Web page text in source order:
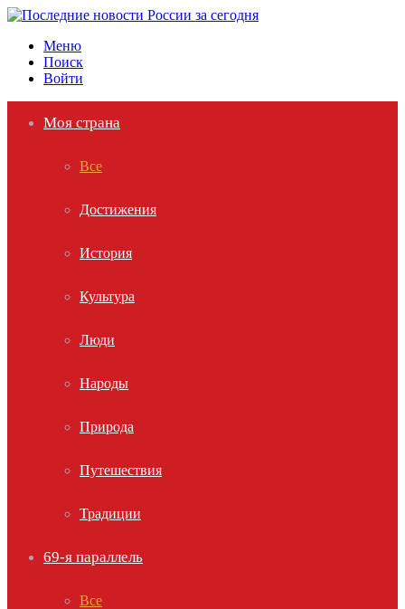
Меню
Поиск
Войти
Моя страна
Все
Достижения
История
Культура
Люди
Народы
Природа
Путешествия
Традиции
69-я параллель
Все